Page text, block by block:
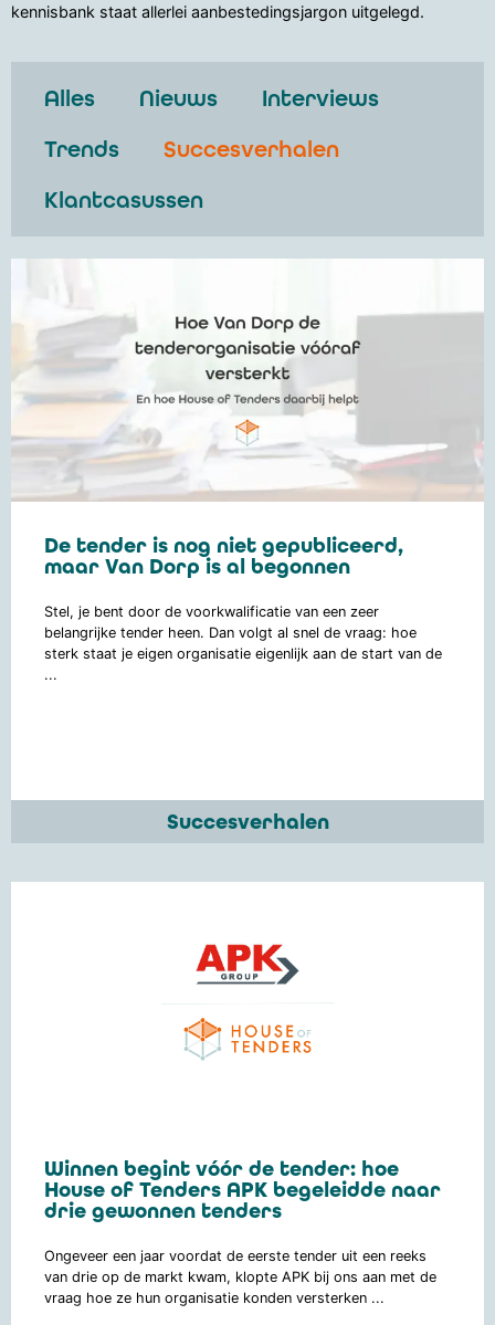
kennisbank staat allerlei aanbestedingsjargon uitgelegd.
Alles Nieuws
Interviews
Trends
Succesverhalen
Klantcasussen
De tender is nog niet gepubliceerd,
maar Van Dorp is al begonnen
Stel, je bent door de voorkwalificatie van een zeer
belangrijke tender heen. Dan volgt al snel de vraag: hoe
sterk staat je eigen organisatie eigenlijk aan de start van de
...
Succesverhalen
Winnen begint vóór de tender: hoe
House of Tenders APK begeleidde naar
drie gewonnen tenders
Ongeveer een jaar voordat de eerste tender uit een reeks
van drie op de markt kwam, klopte APK bij ons aan met de
vraag hoe ze hun organisatie konden versterken ...